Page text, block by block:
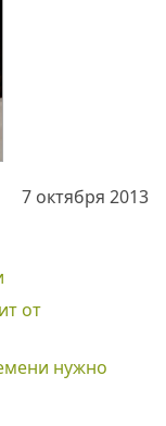
7 октября 2013
от
нужно